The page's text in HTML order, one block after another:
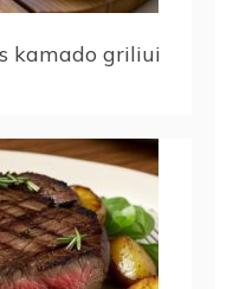
kamado griliui